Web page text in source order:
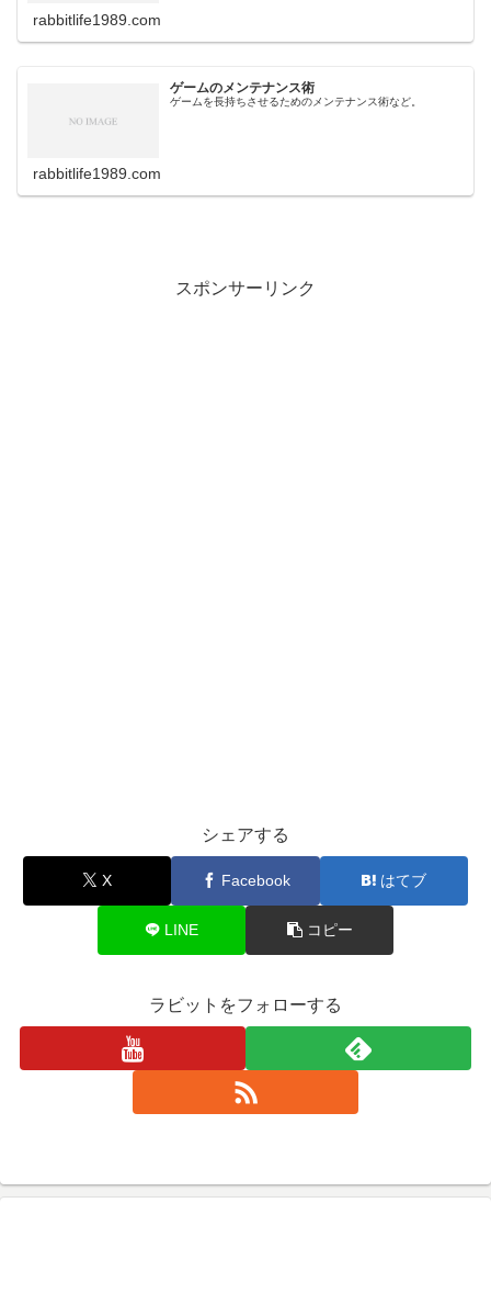
rabbitlife1989.com
ゲームのメンテナンス術
ゲームを長持ちさせるためのメンテナンス術など。
rabbitlife1989.com
スポンサーリンク
シェアする
X Facebook はてブ
LINE コピー
ラビットをフォローする